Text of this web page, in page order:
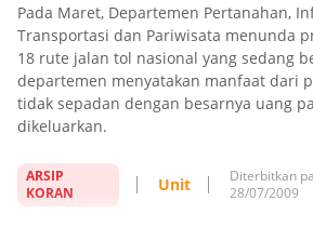
Pada Maret, Departemen Pertanahan,
Transportasi dan Pariwisata menunda
18 rute jalan tol nasional yang sedang
departemen menyatakan manfaat dari
tidak sepadan dengan besarnya uang
dikeluarkan.
ARSIP
KORAN
Unit
Diterbitkan
28/07/2009